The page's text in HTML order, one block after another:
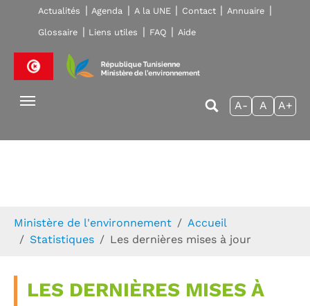
Skip to main navigation
Aller au contenu principal
Skip to page footer
Actualités Agenda A la UNE Contact Annuaire
Glossaire Liens utiles FAQ Aide
A- A A+
Ministère de l'environnement
Accueil
Statistiques
Les dernières mises à jour
LES DERNIÈRES MISES À